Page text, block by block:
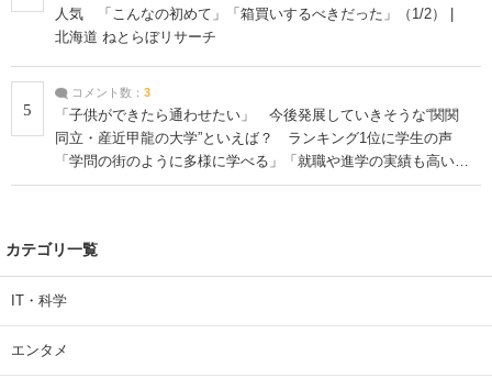
人気 「こんなの初めて」「箱買いするべきだった」（1/2） |
北海道 ねとらぼリサーチ
5
コメント数： 3
「子供ができたら通わせたい」 今後発展していきそうな“関関
同立・産近甲龍の大学”といえば？ ランキング1位に学生の声
「学問の街のように多様に学べる」「就職や進学の実績も高い」
| 大学 ねとらぼリサーチ
カテゴリ一覧
IT・科学
エンタメ